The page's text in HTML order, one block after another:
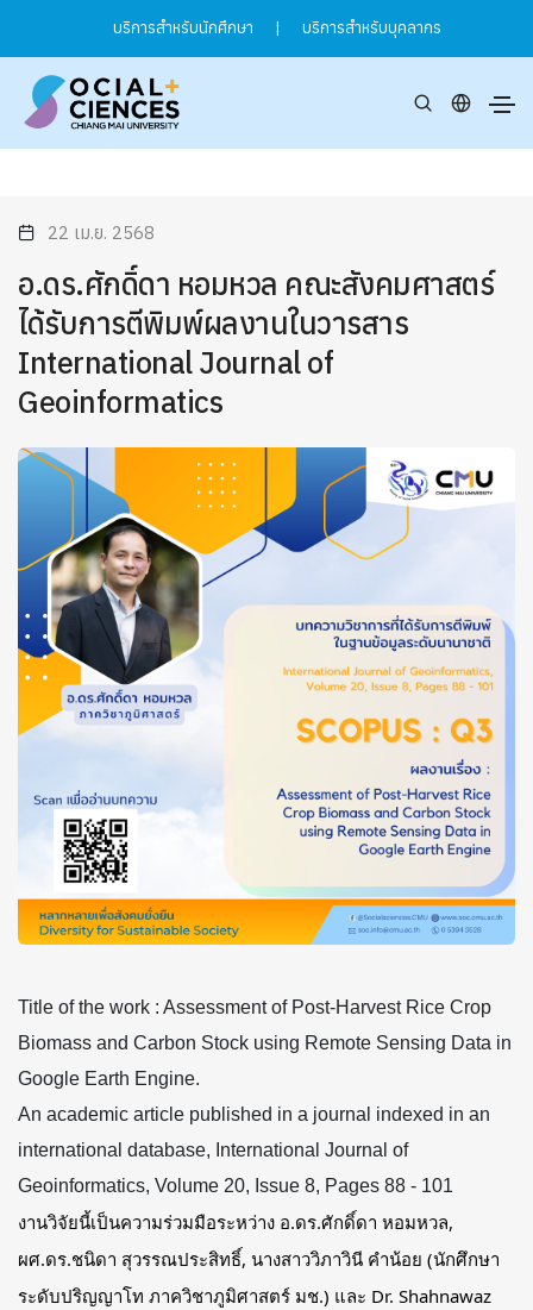
บริการสำหรับนักศึกษา | บริการสำหรับบุคลากร
22 เม.ย. 2568
อ.ดร.ศักดิ์ดา หอมหวล คณะสังคมศาสตร์
ได้รับการตีพิมพ์ผลงานในวารสาร
International Journal of
Geoinformatics
Title of the work : Assessment of Post-Harvest Rice Crop
Biomass and Carbon Stock using Remote Sensing Data in
Google Earth Engine.
An academic article published in a journal indexed in an
international database, International Journal of
Geoinformatics, Volume 20, Issue 8, Pages 88 - 101
งานวิจัยนี้เป็นความร่วมมือระหว่าง อ.ดร.ศักดิ์ดา หอมหวล,
ผศ.ดร.ชนิดา สุวรรณประสิทธิ์, นางสาววิภาวินี คำน้อย (นักศึกษา
ระดับปริญญาโท ภาควิชาภูมิศาสตร์ มช.) และ Dr. Shahnawaz